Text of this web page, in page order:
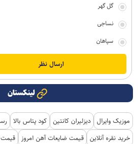
گل گهر
نساجی
سپاهان
لینکستان
موزیک وایرال دیزلیران کانتین کود پتاس بالا
خرید نقره آنلاین قیمت ضایعات آهن امروز
قیمت